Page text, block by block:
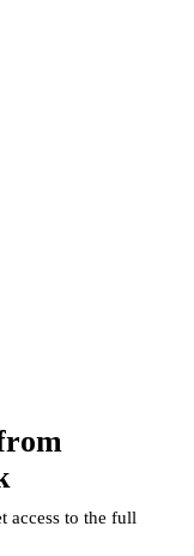
access to the full